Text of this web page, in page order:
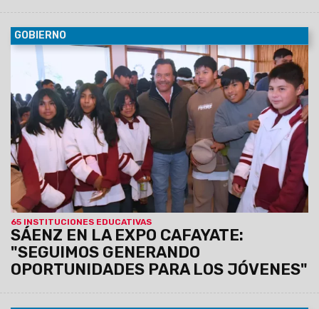
GOBIERNO
65 INSTITUCIONES EDUCATIVAS
SÁENZ EN LA EXPO CAFAYATE:
"SEGUIMOS GENERANDO
OPORTUNIDADES PARA LOS JÓVENES"
09/08/2026
El Gobernador estuvo presente en la muestra
que contó con la participación de más de 65 instituciones.
Colegios secundarios, universidades, institutos de
educación superior, centros de formación profesional
y otras instituciones presentaron sus planes de
estudio e iniciativas de inserción laboral.